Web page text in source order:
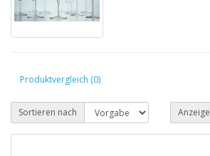
Produktvergleich (0)
Sortieren nach Anzeige